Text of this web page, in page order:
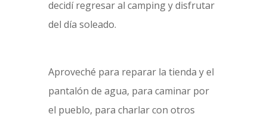
decidí regresar al camping y disfrutar
del día soleado.
Aproveché para reparar la tienda y el
pantalón de agua, para caminar por
el pueblo, para charlar con otros